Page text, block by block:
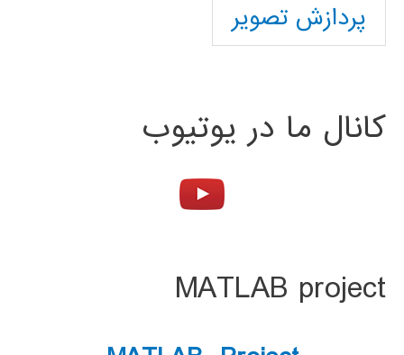
پردازش تصویر
کانال ما در یوتیوب
MATLAB project